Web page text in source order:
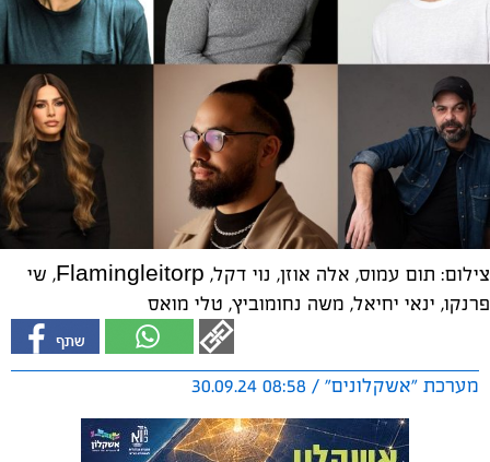
צילום: תום עמוס, אלה אוזן, נוי דקל, Flamingleitorp, שי
פרנקו, ינאי יחיאל, משה נחומוביץ, טלי מואס
מערכת "אשקלונים" / 08:58 30.09.24